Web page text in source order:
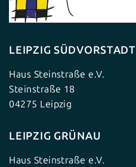
LEIPZIG SÜDVORSTADT
Haus Steinstraße e.V.
Steinstraße 18
04275 Leipzig
LEIPZIG GRÜNAU
Haus Steinstraße e.V.